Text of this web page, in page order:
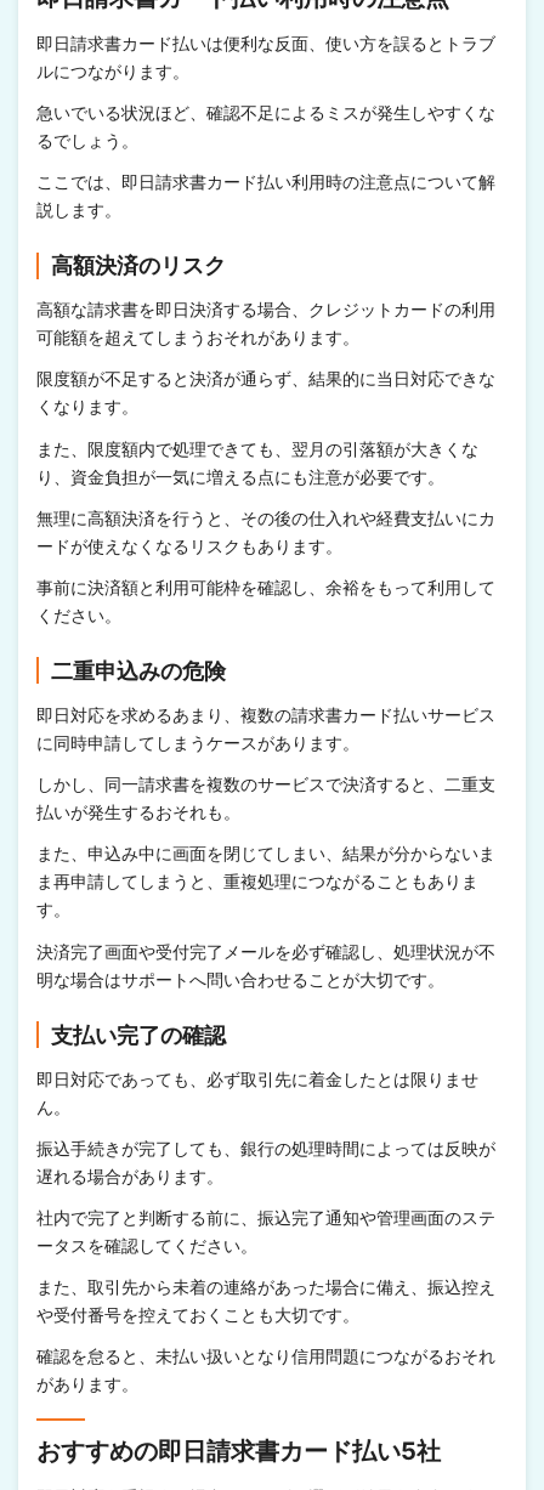
即日請求書カード払いは便利な反面、使い方を誤るとトラブ
ルにつながります。
急いでいる状況ほど、確認不足によるミスが発生しやすくな
るでしょう。
ここでは、即日請求書カード払い利用時の注意点について解
説します。
高額決済のリスク
高額な請求書を即日決済する場合、クレジットカードの利用
可能額を超えてしまうおそれがあります。
限度額が不足すると決済が通らず、結果的に当日対応できな
くなります。
また、限度額内で処理できても、翌月の引落額が大きくな
り、資金負担が一気に増える点にも注意が必要です。
無理に高額決済を行うと、その後の仕入れや経費支払いにカ
ードが使えなくなるリスクもあります。
事前に決済額と利用可能枠を確認し、余裕をもって利用して
ください。
二重申込みの危険
即日対応を求めるあまり、複数の請求書カード払いサービス
に同時申請してしまうケースがあります。
しかし、同一請求書を複数のサービスで決済すると、二重支
払いが発生するおそれも。
また、申込み中に画面を閉じてしまい、結果が分からないま
ま再申請してしまうと、重複処理につながることもありま
す。
決済完了画面や受付完了メールを必ず確認し、処理状況が不
明な場合はサポートへ問い合わせることが大切です。
支払い完了の確認
即日対応であっても、必ず取引先に着金したとは限りませ
ん。
振込手続きが完了しても、銀行の処理時間によっては反映が
遅れる場合があります。
社内で完了と判断する前に、振込完了通知や管理画面のステ
ータスを確認してください。
また、取引先から未着の連絡があった場合に備え、振込控え
や受付番号を控えておくことも大切です。
確認を怠ると、未払い扱いとなり信用問題につながるおそれ
があります。
おすすめの即日請求書カード払い5社